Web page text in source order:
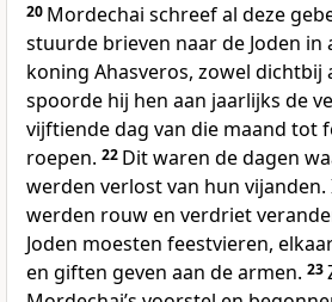
20 Mordechai schreef al deze
stuurde brieven naar de Joden in
koning Ahasveros, zowel dichtbij
spoorde hij hen aan jaarlijks de
vijftiende dag van die maand tot
roepen. 22 Dit waren de dagen
werden verlost van hun vijanden.
werden rouw en verdriet
Joden moesten feestvieren,
en giften geven aan de armen. 23